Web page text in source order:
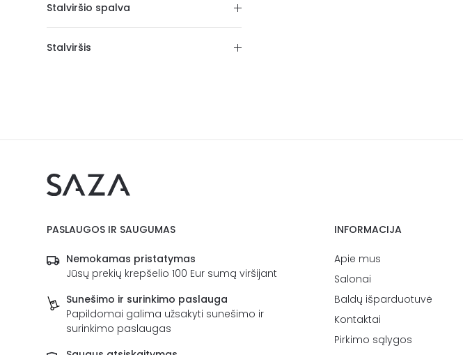
Stalviršio spalva
Stalviršis
PASLAUGOS IR SAUGUMAS
Nemokamas pristatymas
Jūsų prekių krepšelio 100 Eur sumą viršijant
Sunešimo ir surinkimo paslauga
Papildomai galima užsakyti sunešimo ir
surinkimo paslaugas
INFORMACIJA
Apie mus
Salonai
Baldų išparduotuvė
Kontaktai
Pirkimo sąlygos